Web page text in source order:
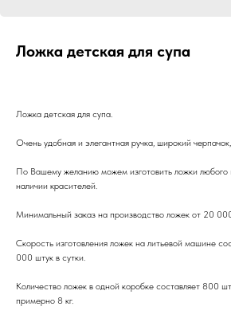
Ложка детская для супа
Ложка детская для супа.
Очень удобная и элегантная ручка, широкий
По Вашему желанию можем изготовить ложки любого
наличии красителей.
Минимальный заказ на производство ложек от 20
Скорость изготовления ложек на литьевой машине
000 штук в сутки.
Количество ложек в одной коробке составляет 800
примерно 8 кг.